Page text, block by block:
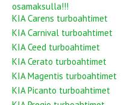
osamaksulla!!!
KIA Carens turboahtimet
KIA Carnival turboahtimet
KIA Ceed turboahtimet
KIA Cerato turboahtimet
KIA Magentis turboahtimet
KIA Picanto turboahtimet